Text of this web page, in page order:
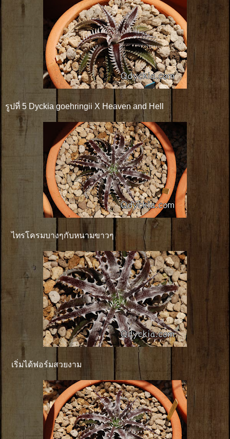
รูปที่ 5 Dyckia goehringii X Heaven and Hell
ไทรโครมบางๆกับหนามขาวๆ
เริ่มได้ฟอร์มสวยงาม